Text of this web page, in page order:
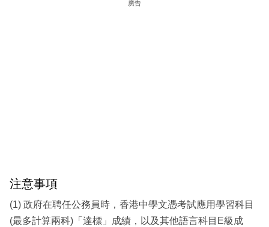
廣告
注意事項
(1) 政府在聘任公務員時，香港中學文憑考試應用學習科目
(最多計算兩科)「達標」成績，以及其他語言科目E級成